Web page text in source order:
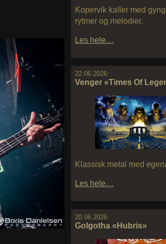
Kopervik kaller med
rytmer og melodier.
Les hele…
22.06.2026:
Venger «Times Of
Klassisk metal med
Les hele…
20.06.2026:
Golgotha «Hubris»